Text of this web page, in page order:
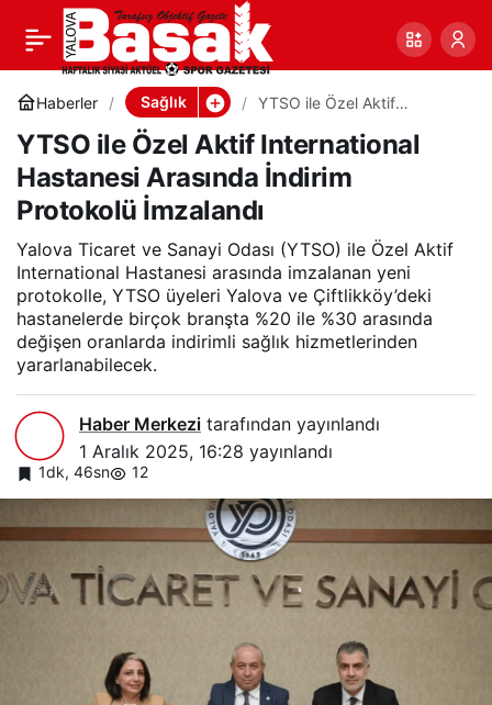
Haberler Sağlık
YTSO ile Özel Aktif
Arasında İndirim Protokolü
İmzalandı
YTSO ile Özel Aktif International
Hastanesi Arasında İndirim
Protokolü İmzalandı
Yalova Ticaret ve Sanayi Odası (YTSO) ile Özel Aktif
International Hastanesi arasında imzalanan yeni
protokolle, YTSO üyeleri Yalova ve Çiftlikköy’deki
hastanelerde birçok branşta %20 ile %30 arasında
değişen oranlarda indirimli sağlık hizmetlerinden
yararlanabilecek.
Haber Merkezi tarafından yayınlandı
1 Aralık 2025, 16:28 yayınlandı
1dk, 46sn 12
YTSO ile Özel Aktif
International Hastanesi
Arasında İndirim
Protokolü İmzalandı
0 Paylaş